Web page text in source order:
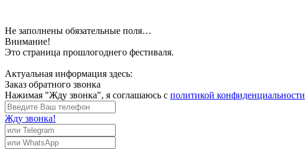
Не заполнены обязательные поля…
Внимание!
Это страница прошлогоднего фестиваля.
Актуальная информация здесь:
Заказ обратного звонка
Нажимая "Жду звонка", я соглашаюсь с политикой конфиденциальности
Жду звонка!